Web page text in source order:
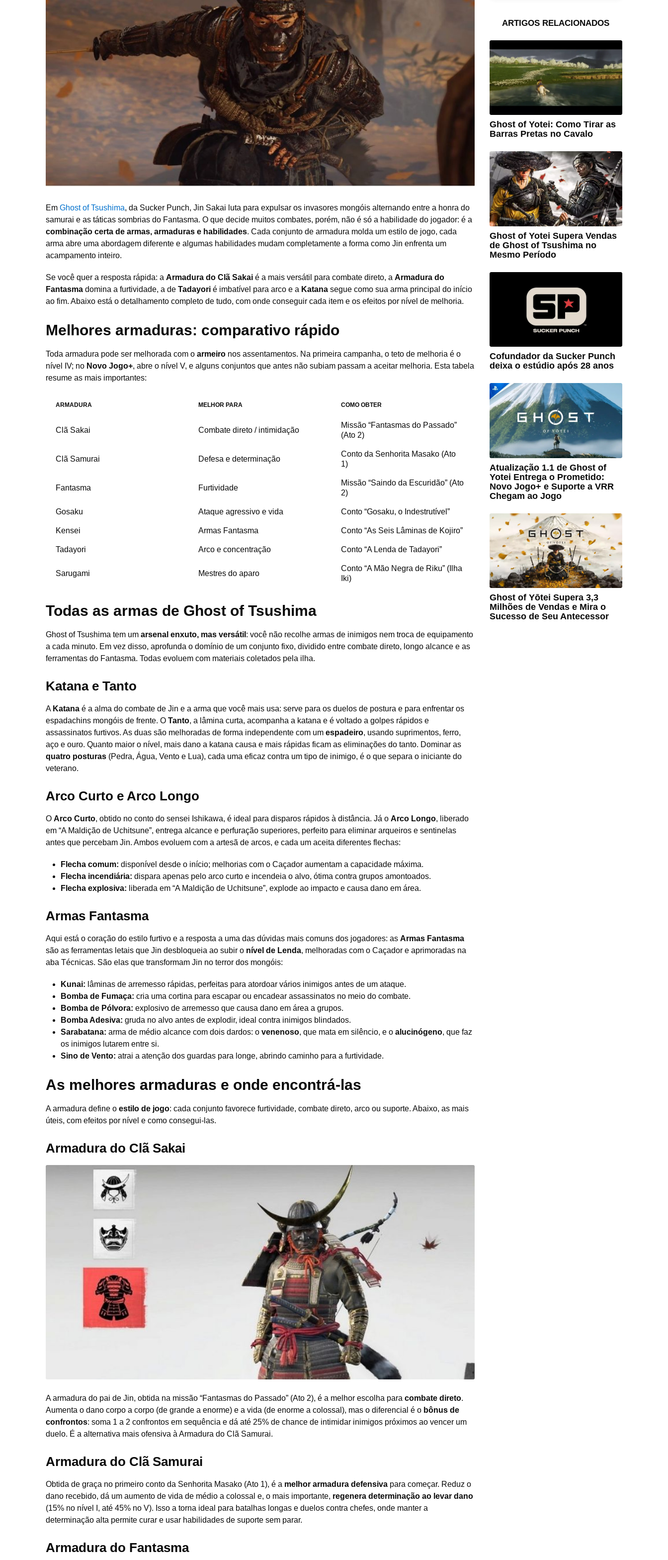
o
d
e
Em Ghost of Tsushima, da Sucker Punch, Jin Sakai luta para expulsar os invasores mongóis alternando entre a honra do
samurai e as táticas sombrias do Fantasma. O que decide muitos combates, porém, não é só a habilidade do jogador: é a
combinação certa de armas, armaduras e habilidades. Cada conjunto de armadura molda um estilo de jogo, cada
arma abre uma abordagem diferente e algumas habilidades mudam completamente a forma como Jin enfrenta um
acampamento inteiro.
Se você quer a resposta rápida: a Armadura do Clã Sakai é a mais versátil para combate direto, a Armadura do
Fantasma domina a furtividade, a de Tadayori é imbatível para arco e a Katana segue como sua arma principal do início
ao fim. Abaixo está o detalhamento completo de tudo, com onde conseguir cada item e os efeitos por nível de melhoria.
Melhores armaduras: comparativo rápido
Toda armadura pode ser melhorada com o armeiro nos assentamentos. Na primeira campanha, o teto de melhoria é o
nível IV; no Novo Jogo+, abre o nível V, e alguns conjuntos que antes não subiam passam a aceitar melhoria. Esta tabela
resume as mais importantes:
ARMADURA MELHOR PARA COMO OBTER
Clã Sakai Combate direto / intimidação
Missão “Fantasmas do Passado”
(Ato 2)
Clã Samurai Defesa e determinação
Conto da Senhorita Masako (Ato
1)
Fantasma Furtividade
Missão “Saindo da Escuridão” (Ato
2)
Gosaku Ataque agressivo e vida Conto “Gosaku, o Indestrutível”
Kensei Armas Fantasma Conto “As Seis Lâminas de Kojiro”
Tadayori Arco e concentração Conto “A Lenda de Tadayori”
Sarugami Mestres do aparo
Conto “A Mão Negra de Riku” (Ilha
Iki)
Todas as armas de Ghost of Tsushima
Ghost of Tsushima tem um arsenal enxuto, mas versátil : você não recolhe armas de inimigos nem troca de equipamento
a cada minuto. Em vez disso, aprofunda o domínio de um conjunto fixo, dividido entre combate direto, longo alcance e as
ferramentas do Fantasma. Todas evoluem com materiais coletados pela ilha.
Katana e Tanto
A Katana é a alma do combate de Jin e a arma que você mais usa: serve para os duelos de postura e para enfrentar os
espadachins mongóis de frente. O Tanto, a lâmina curta, acompanha a katana e é voltado a golpes rápidos e
assassinatos furtivos. As duas são melhoradas de forma independente com um espadeiro, usando suprimentos, ferro,
aço e ouro. Quanto maior o nível, mais dano a katana causa e mais rápidas ficam as eliminações do tanto. Dominar as
quatro posturas (Pedra, Água, Vento e Lua), cada uma eficaz contra um tipo de inimigo, é o que separa o iniciante do
veterano.
Arco Curto e Arco Longo
O Arco Curto, obtido no conto do sensei Ishikawa, é ideal para disparos rápidos à distância. Já o Arco Longo, liberado
em “A Maldição de Uchitsune”, entrega alcance e perfuração superiores, perfeito para eliminar arqueiros e sentinelas
antes que percebam Jin. Ambos evoluem com a artesã de arcos, e cada um aceita diferentes flechas:
Flecha comum: disponível desde o início; melhorias com o Caçador aumentam a capacidade máxima.
Flecha incendiária: dispara apenas pelo arco curto e incendeia o alvo, ótima contra grupos amontoados.
Flecha explosiva: liberada em “A Maldição de Uchitsune”, explode ao impacto e causa dano em área.
Armas Fantasma
Aqui está o coração do estilo furtivo e a resposta a uma das dúvidas mais comuns dos jogadores: as Armas Fantasma
são as ferramentas letais que Jin desbloqueia ao subir o nível de Lenda, melhoradas com o Caçador e aprimoradas na
aba Técnicas. São elas que transformam Jin no terror dos mongóis:
Kunai: lâminas de arremesso rápidas, perfeitas para atordoar vários inimigos antes de um ataque.
Bomba de Fumaça: cria uma cortina para escapar ou encadear assassinatos no meio do combate.
Bomba de Pólvora: explosivo de arremesso que causa dano em área a grupos.
Bomba Adesiva: gruda no alvo antes de explodir, ideal contra inimigos blindados.
Sarabatana: arma de médio alcance com dois dardos: o venenoso, que mata em silêncio, e o alucinógeno, que faz
os inimigos lutarem entre si.
Sino de Vento: atrai a atenção dos guardas para longe, abrindo caminho para a furtividade.
As melhores armaduras e onde encontrá-las
A armadura define o estilo de jogo: cada conjunto favorece furtividade, combate direto, arco ou suporte. Abaixo, as mais
úteis, com efeitos por nível e como consegui-las.
Armadura do Clã Sakai
A armadura do pai de Jin, obtida na missão “Fantasmas do Passado” (Ato 2), é a melhor escolha para combate direto.
Aumenta o dano corpo a corpo (de grande a enorme) e a vida (de enorme a colossal), mas o diferencial é o bônus de
confrontos: soma 1 a 2 confrontos em sequência e dá até 25% de chance de intimidar inimigos próximos ao vencer um
duelo. É a alternativa mais ofensiva à Armadura do Clã Samurai.
Armadura do Clã Samurai
Obtida de graça no primeiro conto da Senhorita Masako (Ato 1), é a melhor armadura defensiva para começar. Reduz o
dano recebido, dá um aumento de vida de médio a colossal e, o mais importante, regenera determinação ao levar dano
(15% no nível I, até 45% no V). Isso a torna ideal para batalhas longas e duelos contra chefes, onde manter a
determinação alta permite curar e usar habilidades de suporte sem parar.
Armadura do Fantasma
ARTIGOS RELACIONADOS
Ghost of Yotei: Como Tirar as
Barras Pretas no Cavalo
Ghost of Yotei Supera Vendas
de Ghost of Tsushima no
Mesmo Período
Cofundador da Sucker Punch
deixa o estúdio após 28 anos
Atualização 1.1 de Ghost of
Yotei Entrega o Prometido:
Novo Jogo+ e Suporte a VRR
Chegam ao Jogo
Ghost of Yōtei Supera 3,3
Milhões de Vendas e Mira o
Sucesso de Seu Antecessor